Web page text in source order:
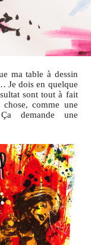
ma table à dessin
Je dois en quelque
sont tout à fait
comme une
demande une